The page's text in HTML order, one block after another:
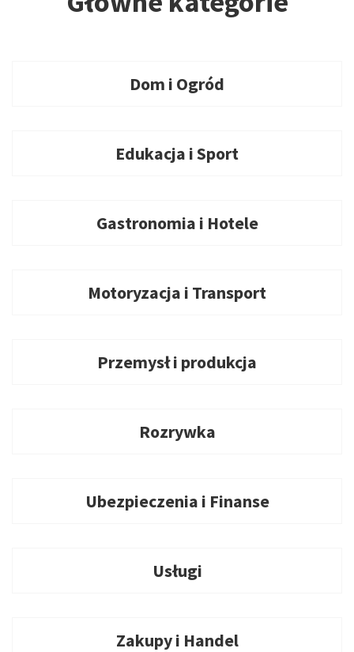
Dom i Ogród
Edukacja i Sport
Gastronomia i Hotele
Motoryzacja i Transport
Przemysł i produkcja
Rozrywka
Ubezpieczenia i Finanse
Usługi
Zakupy i Handel